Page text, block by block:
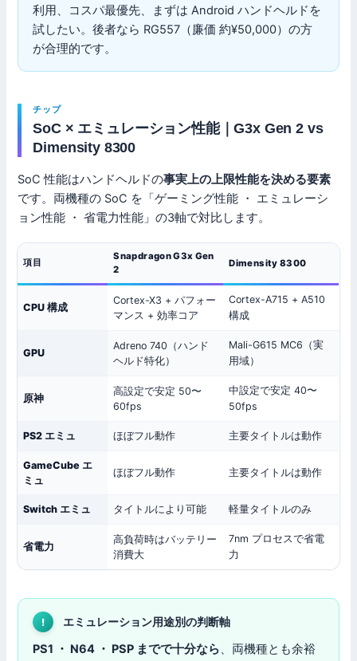
利用、コスパ最優先、まずは Android ハンドヘルドを
試したい。後者なら RG557（廉価 約¥50,000）の方
が合理的です。
チップ
SoC × エミュレーション性能｜G3x Gen 2 vs
Dimensity 8300
SoC 性能はハンドヘルドの事実上の上限性能を決める要素
です。両機種の SoC を「ゲーミング性能 ・ エミュレーシ
ョン性能 ・ 省電力性能」の3軸で対比します。
項目
Snapdragon G3x Gen
2
Dimensity 8300
CPU 構成
Cortex-X3 + パフォー
マンス + 効率コア
Cortex-A715 + A510
構成
GPU
Adreno 740（ハンド
ヘルド特化）
Mali-G615 MC6（実
用域）
原神
高設定で安定 50〜
60fps
中設定で安定 40〜
50fps
PS2 エミュ ほぼフル動作 主要タイトルは動作
GameCube エ
ミュ
ほぼフル動作 主要タイトルは動作
Switch エミュ タイトルにより可能 軽量タイトルのみ
省電力
高負荷時はバッテリー
消費大
7nm プロセスで省電
力
エミュレーション用途別の判断軸
PS1 ・ N64 ・ PSP までで十分なら、両機種とも余裕